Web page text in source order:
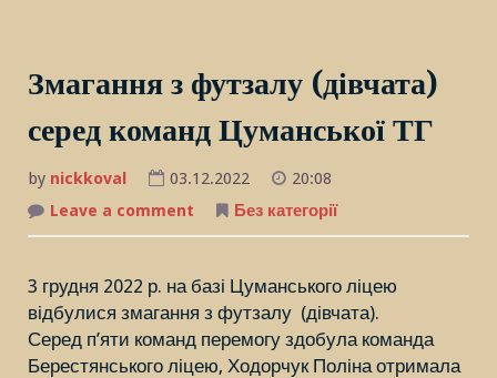
Змагання з футзалу (дівчата)
серед команд Цуманської ТГ
by nickkoval 03.12.2022
20:08
Leave a comment
з
серед
команд
Цуманської
ТГ
Без категорії
3 грудня 2022 р. на базі Цуманського ліцею
відбулися змагання з футзалу (дівчата).
Серед п’яти команд перемогу здобула команда
Берестянського ліцею, Ходорчук Поліна отримала